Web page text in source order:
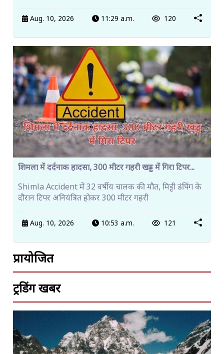
Aug. 10, 2026 11:29 a.m. 120
शिमला में दर्दनाक हादसा, 300 मीटर गहरी खड्ड में गिरा टिपर...
Shimla Accident में 32 वर्षीय चालक की मौत, मिट्टी डंपिंग के
दौरान टिपर अनियंत्रित होकर 300 मीटर गहरी
Aug. 10, 2026 10:53 a.m. 121
प्रायोजित
ट्रेंडिंग खबरें